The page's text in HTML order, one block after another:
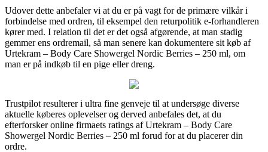
Udover dette anbefaler vi at du er på vagt for de primære vilkår i
forbindelse med ordren, til eksempel den returpolitik e-forhandleren
kører med. I relation til det er det også afgørende, at man stadig
gemmer ens ordremail, så man senere kan dokumentere sit køb af
Urtekram – Body Care Showergel Nordic Berries – 250 ml, om
man er på indkøb til en pige eller dreng.
Trustpilot resulterer i ultra fine genveje til at undersøge diverse
aktuelle køberes oplevelser og derved anbefales det, at du
efterforsker online firmaets ratings af Urtekram – Body Care
Showergel Nordic Berries – 250 ml forud for at du placerer din
ordre.